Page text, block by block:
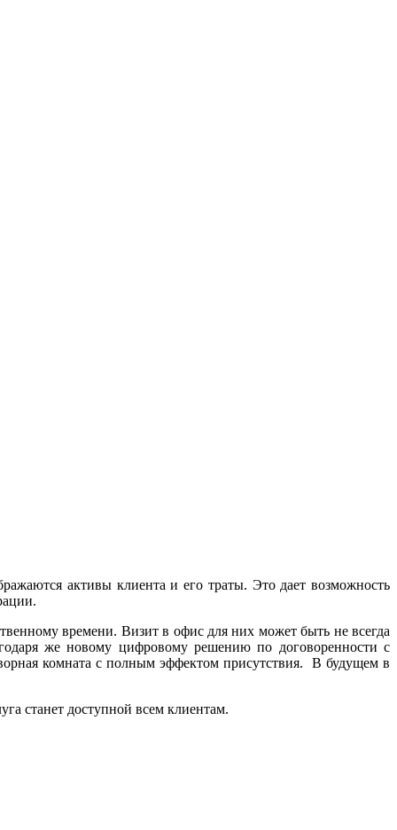
активы клиента и его траты. Это дает возможность
времени. Визит в офис для них может быть не всегда
же новому цифровому решению по договоренности с
комната с полным эффектом присутствия. В будущем в
станет доступной всем клиентам.